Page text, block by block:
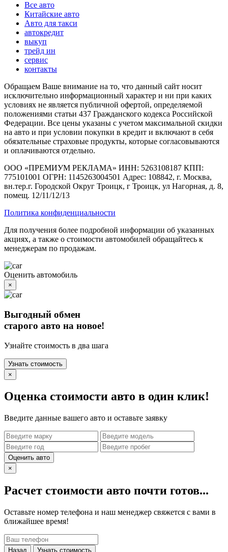
Все авто
Китайские авто
Авто для такси
автокредит
выкуп
трейд ин
сервис
контакты
Обращаем Ваше внимание на то, что данный сайт носит
исключительно информационный характер и ни при каких
условиях не является публичной офертой, определяемой
положениями статьи 437 Гражданского кодекса Российской
Федерации. Все цены указаны с учетом максимальной скидки
на авто и при условии покупки в кредит и включают в себя
обязательные страховые продукты, которые согласовываются
и оплачиваются отдельно.
ООО «ПРЕМИУМ РЕКЛАМА» ИНН: 5263108187 КПП:
775101001 ОГРН: 1145263004501 Адрес: 108842, г. Москва,
вн.тер.г. Городской Округ Троицк, г Троицк, ул Нагорная, д. 8,
помещ. 12/11/12/13
Политика конфиденциальности
Для получения более подробной информации об указанных
акциях, а также о стоимости автомобилей обращайтесь к
менеджерам по продажам.
Оценить автомобиль
×
Выгодный обмен
старого авто на новое!
Узнайте стоимость в два шага
Узнать стоимость
×
Оценка стоимости авто в один клик!
Введите данные вашего авто и оставьте заявку
Оценить авто
×
Расчет стоимости авто почти готов...
Оставьте номер телефона и наш менеджер свяжется с вами в
ближайшее время!
Назад Узнать стоимость